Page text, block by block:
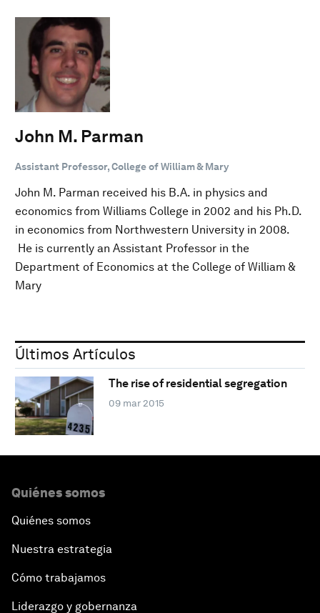
John M. Parman
Assistant Professor, College of William & Mary
John M. Parman received his B.A. in physics and
economics from Williams College in 2002 and his Ph.D.
in economics from Northwestern University in 2008.
He is currently an Assistant Professor in the
Department of Economics at the College of William &
Mary
Últimos Artículos
The rise of residential segregation
09 mar 2015
Quiénes somos
Quiénes somos
Nuestra estrategia
Cómo trabajamos
Liderazgo y gobernanza